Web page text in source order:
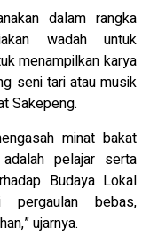
dalam rangka
wadah untuk
menampilkan karya
seni tari atau musik
Sakepeng.
minat bakat
pelajar serta
Budaya Lokal
pergaulan bebas,
ujarnya.